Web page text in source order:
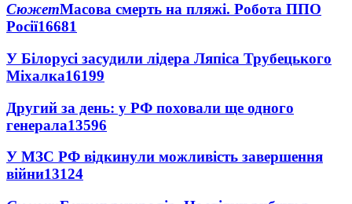
СюжетМасова смерть на пляжі. Робота ППО
Росії16681
У Білорусі засудили лідера Ляпіса Трубецького
Міхалка16199
Другий за день: у РФ поховали ще одного
генерала13596
У МЗС РФ відкинули можливість завершення
війни13124